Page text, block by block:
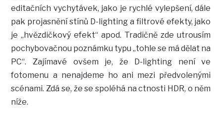
editačních vychytávek, jako je rychlé vylepšení, dále
pak projasnění stínů D-lighting a filtrové efekty, jako
je „hvězdičkový efekt“ apod. Tradičně zde utrousím
pochybovačnou poznámku typu „tohle se má dělat na
PC“. Zajímavé ovšem je, že D-lighting není ve
fotomenu a nenajdeme ho ani mezi předvolenými
scénami. Zdá se, že se spoléhá na ctnosti HDR, o něm
níže.